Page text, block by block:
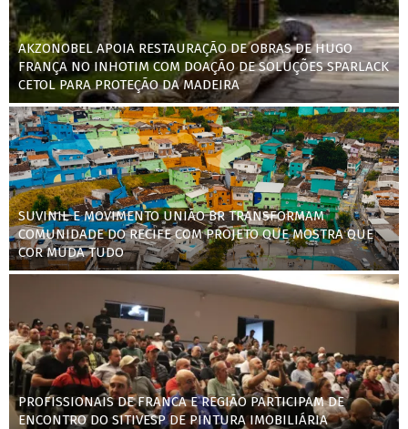
AKZONOBEL APOIA RESTAURAÇÃO DE OBRAS DE HUGO
FRANÇA NO INHOTIM COM DOAÇÃO DE SOLUÇÕES SPARLACK
CETOL PARA PROTEÇÃO DA MADEIRA
SUVINIL E MOVIMENTO UNIÃO BR TRANSFORMAM
COMUNIDADE DO RECIFE COM PROJETO QUE MOSTRA QUE
COR MUDA TUDO
PROFISSIONAIS DE FRANCA E REGIÃO PARTICIPAM DE
ENCONTRO DO SITIVESP DE PINTURA IMOBILIÁRIA